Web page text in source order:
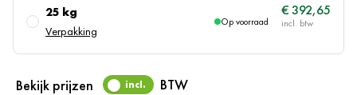
25 kg
Verpakking
Op voorraad
€ 392,65
Bekijk prijzen incl. BTW